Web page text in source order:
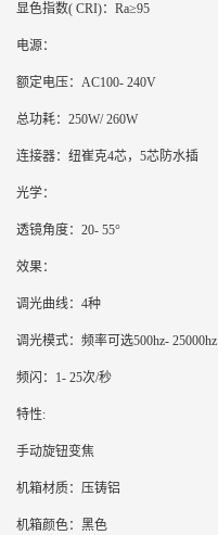
显色指数( CRI)：Ra≥95
电源：
额定电压：AC100- 240V
总功耗：250W/ 260W
连接器：纽崔克4芯，5芯防水插
光学：
透镜角度：20- 55°
效果：
调光曲线：4种
调光模式：频率可选500hz- 25000hz
频闪：1- 25次/秒
特性:
手动旋钮变焦
机箱材质：压铸铝
机箱颜色：黑色